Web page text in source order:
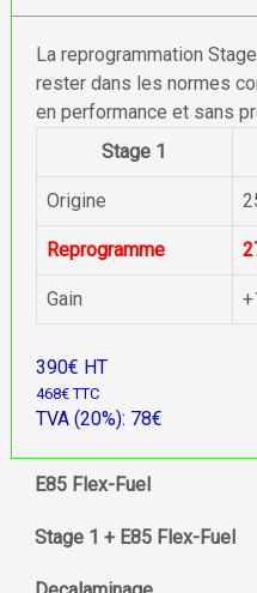
La reprogrammation
rester dans les normes
en performance et sans
Stage 1
Origine
Reprogramme
Gain
390€ HT
468€ TTC
TVA (20%): 78€
E85 Flex-Fuel
Stage 1 + E85 Flex-Fuel